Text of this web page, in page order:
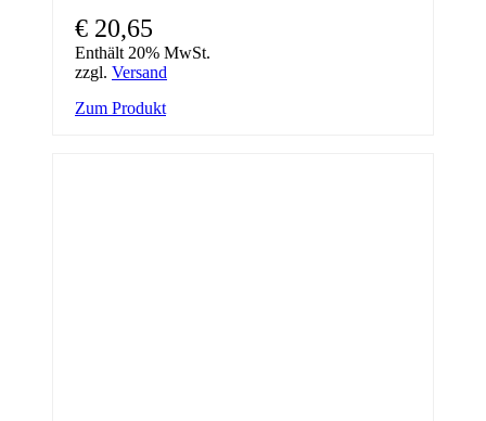
€ 20,65
Enthält 20% MwSt.
zzgl. Versand
Zum Produkt